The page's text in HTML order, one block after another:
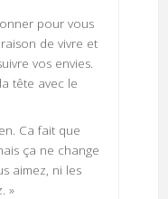
pour vous
de vivre et
vos envies.
tête avec le
Ca fait que
ça ne change
aimez, ni les
»